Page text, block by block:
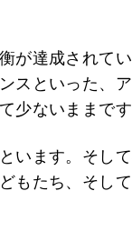
が達成されて
スといった、
少ないままです
います。そし
もたち、そし